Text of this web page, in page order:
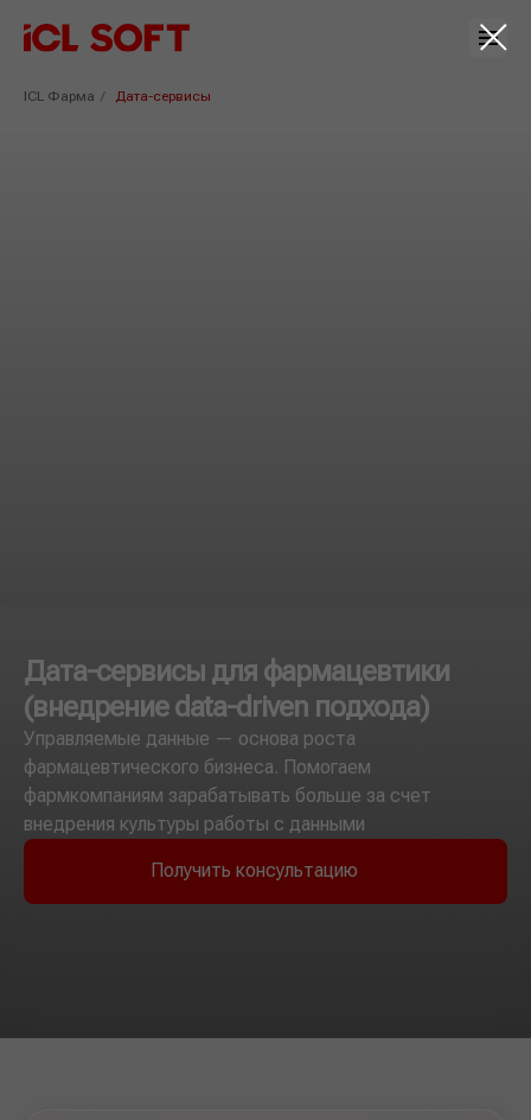
ICL Фарма / Дата-сервисы
Дата-сервисы для фармацевтики
(внедрение data-driven подхода)
Управляемые данные — основа роста
фармацевтического бизнеса. Помогаем
фармкомпаниям зарабатывать больше за счет
внедрения культуры работы с данными
Получить консультацию